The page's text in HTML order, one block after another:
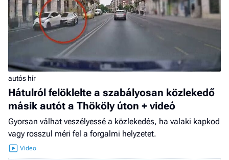
autós hír
Hátulról felöklelte a szabályosan közlekedő
másik autót a Thököly úton + videó
Gyorsan válhat veszélyessé a közlekedés, ha valaki kapkod
vagy rosszul méri fel a forgalmi helyzetet.